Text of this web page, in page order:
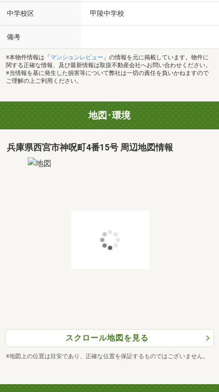
中学校区 甲陵中学校
備考
※本物件情報は「 マンションレビュー 」の情報を元に掲載しています。物件に
関する正確な情報、及び最新情報は取扱不動産会社へお問い合わせください。
※当情報を基に発生した損害等について弊社は一切の責任を負いかねますので
ご理解の上ご利用ください。
地図･環境
兵庫県西宮市神呪町4番15号 周辺地図情報
スクロール地図を見る
※地図上の位置は目安であり、正確な位置を保証するものではございません。